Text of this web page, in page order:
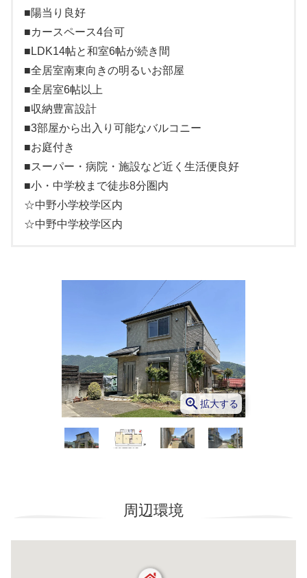
■陽当り良好
■カースペース4台可
■LDK14帖と和室6帖が続き間
■全居室南東向きの明るいお部屋
■全居室6帖以上
■収納豊富設計
■3部屋から出入り可能なバルコニー
■お庭付き
■スーパー・病院・施設など近く生活便良好
■小・中学校まで徒歩8分圏内
☆中野小学校学区内
☆中野中学校学区内
zoom_in拡大する
周辺環境